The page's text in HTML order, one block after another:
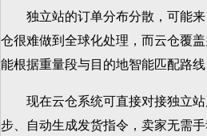
独立站的订单分布分散，可能来
仓很难做到全球化处理，而云仓覆
能根据重量段与目的地智能匹配路线
现在云仓系统可直接对接独立站
步、自动生成发货指令，卖家无需